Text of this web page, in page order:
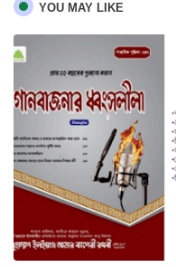
YOU MAY LIKE